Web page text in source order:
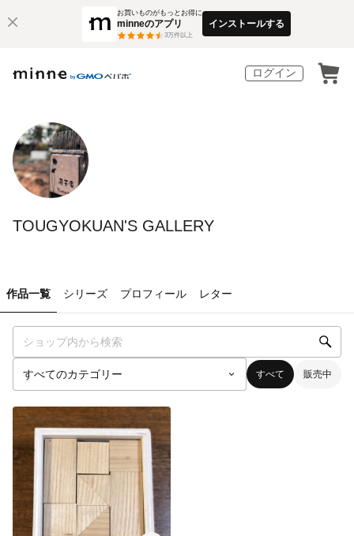
お買いものがもっとお得に
minneのアプリ
3万件以上
インストールする
ログイン
TOUGYOKUAN'S GALLERY
作品一覧 シリーズ プロフィール レター
すべて 販売中